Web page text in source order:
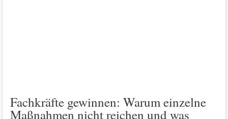
Fachkräfte gewinnen: Warum einzelne
Maßnahmen nicht reichen und was